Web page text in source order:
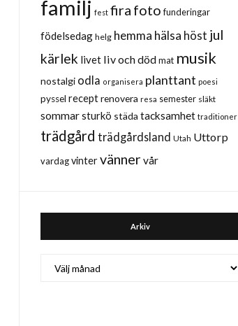
familj fest fira foto funderingar
födelsedag helg hemma hälsa höst jul
kärlek livet liv och död mat musik
nostalgi odla organisera planttant poesi
pyssel receptrenovera resa semester släkt
sommarsturkö städa tacksamhet traditioner
trädgård trädgårdsland Utah Uttorp
vardag vintervänner vår
Arkiv